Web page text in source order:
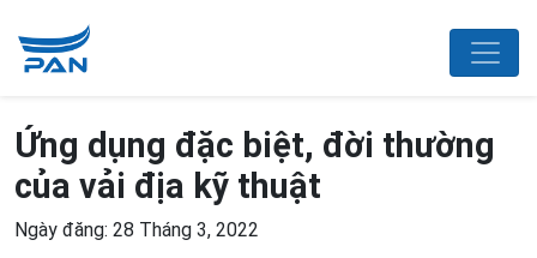
Ứng dụng đặc biệt, đời thường
của vải địa kỹ thuật
Ngày đăng: 28 Tháng 3, 2022